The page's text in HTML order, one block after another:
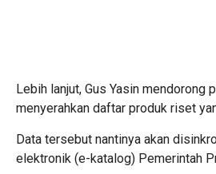
Lebih lanjut, Gus Yasin mendorong
menyerahkan daftar produk riset
Data tersebut nantinya akan
elektronik (e-katalog) Pemerintah